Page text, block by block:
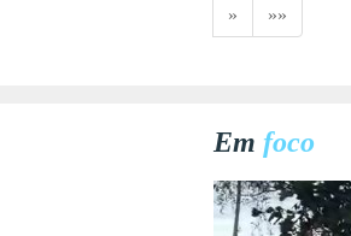
» »»
Em foco